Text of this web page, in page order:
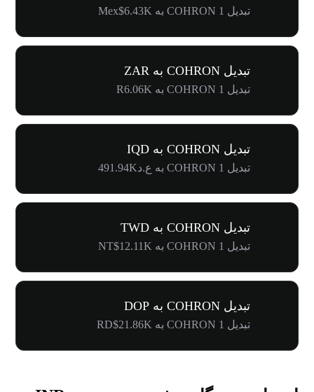
تبدیل 1 COHRON به Mex$6.43K
تبدیل COHRON به ZAR
تبدیل 1 COHRON به R6.06K
تبدیل COHRON به IQD
تبدیل 1 COHRON به ع.د491.94K
تبدیل COHRON به TWD
تبدیل 1 COHRON به NT$12.11K
تبدیل COHRON به DOP
تبدیل 1 COHRON به RD$21.86K